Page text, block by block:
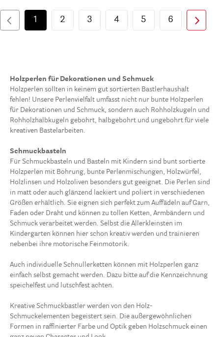
1 2 3 4 5 6
Holzperlen für Dekorationen und Schmuck
Holzperlen sollten in keinem gut sortierten Bastlerhaushalt
fehlen! Unsere Perlenvielfalt umfasst nicht nur bunte Holzperlen
für Dekorationen und Schmuck, sondern auch Rohholzkugeln und
Rohholzhalbkugeln gebohrt, halbgebohrt und ungebohrt für viele
kreativen Bastelarbeiten.
Schmuckbasteln
Für Schmuckbasteln und Basteln mit Kindern sind bunt sortierte
Holzperlen mit Bohrung, bunte Perlenmischungen, Holzwürfel,
Holzlinsen und Holzoliven besonders gut geeignet. Die Perlen sind
in matt oder auch glänzend lackiert und poliert in verschiedenen
Größen erhältlich. Sie eignen sich perfekt zum Auffädeln auf Garn,
Faden oder Draht und können zu tollen Ketten, Armbändern und
Schmuck verarbeitet werden. Selbst die Allerkleinsten im
Kindergarten können hier schon kreativ werden und trainieren
nebenbei ihre motorische Feinmotorik.
Auch individuelle Schnullerketten können mit Holzperlen ganz
einfach selbst gemacht werden. Dazu bitte auf die Kennzeichnung
speichelfest und lutschfest achten.
Kreative Schmuckbastler werden von den Holz-
Schmuckelementen begeistert sein. Die außergewöhnlichen
Formen in raffinierter Farbe und Optik geben Holzschmuck einen